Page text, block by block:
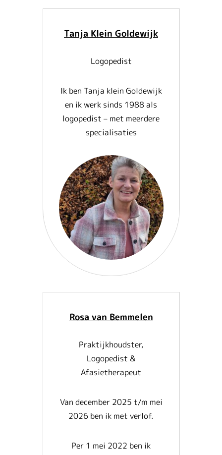
Tanja Klein Goldewijk
Logopedist
Ik ben Tanja klein Goldewijk
en ik werk sinds 1988 als
logopedist – met meerdere
specialisaties
Rosa van Bemmelen
Praktijkhoudster,
Logopedist &
Afasietherapeut
Van december 2025 t/m mei
2026 ben ik met verlof.
Per 1 mei 2022 ben ik